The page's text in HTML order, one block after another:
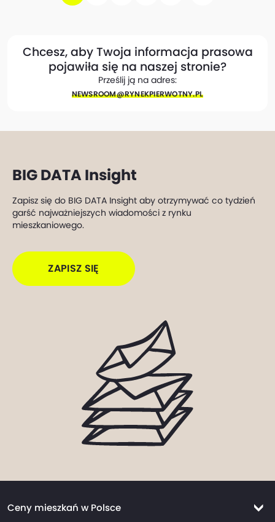
Chcesz, aby Twoja informacja prasowa
pojawiła się na naszej stronie?
Prześlij ją na adres:
NEWSROOM@​RYNEKPIERWOTNY.PL
BIG DATA Insight
Zapisz się do BIG DATA Insight aby otrzymywać co tydzień
garść najważniejszych wiadomości z rynku
mieszkaniowego.
ZAPISZ SIĘ
Ceny mieszkań w Polsce